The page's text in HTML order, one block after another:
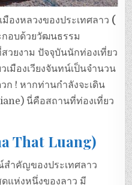
มืองหลวงของประเทศลาว (
กอบด้วยวัฒนธรรม
วยงาม ปัจจุบันนักท่องเที่ยว
เมืองเวียงจันทน์เป็นจำนวน
ก ! หากท่านกำลังจะเดิน
นี่คือสถานที่ท่องเที่ยว
That Luang)
ำคัญของประเทศลาว
แห่งหนึ่งของลาว มี